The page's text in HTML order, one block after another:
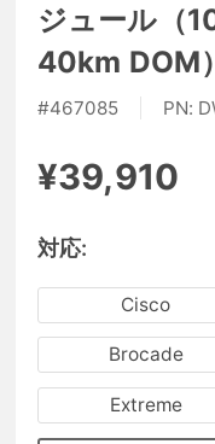
ジュール（
40km DOM）
#467085 PN:
¥39,910
対応:
Cisco
Brocade
Extreme